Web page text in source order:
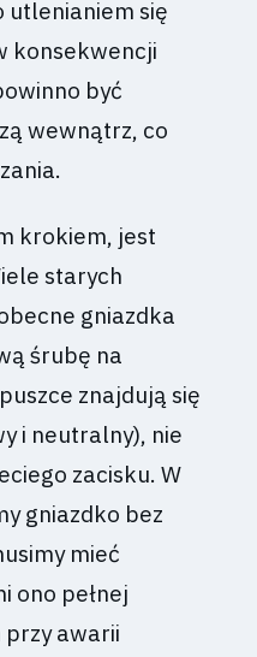
utlenianiem się
konsekwencji
być
wewnątrz, co
krokiem, jest
starych
gniazdka
śrubę na
znajdują się
i neutralny), nie
zacisku. W
gniazdko bez
mieć
ono pełnej
awarii